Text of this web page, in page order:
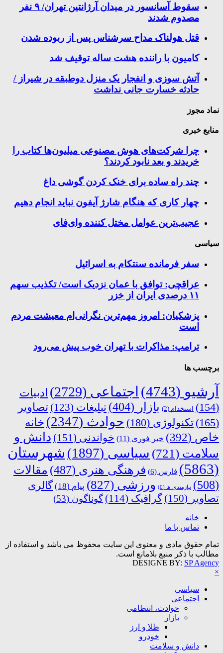
سقوط آسانسور در میدان آرژانتین تهران/ ۹ نفر
مصدوم شدند
قتل هولناک مداح سرشناس پس از ربوده شدن
کامیون با راننده هشت ساله توقیف شد
آتش سوزی و انفجار یک منزل دوطبقه در شیراز /
حادثه خسارت جانی نداشت
نماد مجوز
منابع خبری
چرا شرکت‌های هوش مصنوعی میلیون‌ها کتاب را
خریدند و بعد نابود کردند؟
چند راه‌ ساده برای خنک کردن گوشی داغ
چهار کاری که هنگام شارژ آیفون نباید انجام دهیم
عجیب‌ترین عوامل مختل کننده وای‌فای
سیاسی
سفر فرمانده سنتکام به اسرائیل
عراقچی: توافق با عمان نزدیک است/ تکذیب سهم
۱۱ درصدی ایران از خزر
پزشکیان: امروز مهم‌ترین نگرانی‌ام معیشت مردم
است
ترامپ: مذاکرات با تهران خوب پیش می‌رود
برچسب ها
آرشیو (4743) اجتماعی (2729)
ادبیات
(154)
استخدام (2) بازار (404) تبلیغات (123)
تصاویر
(165)
تکنولوژی (180) حوادث (2347)
خانه
خاص (392) خبر فوری (11) خواندنی (151)
دانش و
سلامت (721) سیاسی (1897)
شهرستان
(5863)
فارس (6) فرهنگی هنری (487)
مقالات
(508)
نیازمندی ها (0) ورزشی (827) پیام (18)
گالری
تصاویر (150) گرافیک (114) گوناگون (53)
خانه
تماس با ما
تمام حقوق مادی و معنوی این سایت محفوظ می باشد و استفاده از
مطالب با ذکر منبع بلامانع است.
DESIGNE BY: SP Agency
×
سیاسی
اجتماعی
حوادث، انتظامی
بازار
طلا و ارز
خودرو
دانش و سلامت